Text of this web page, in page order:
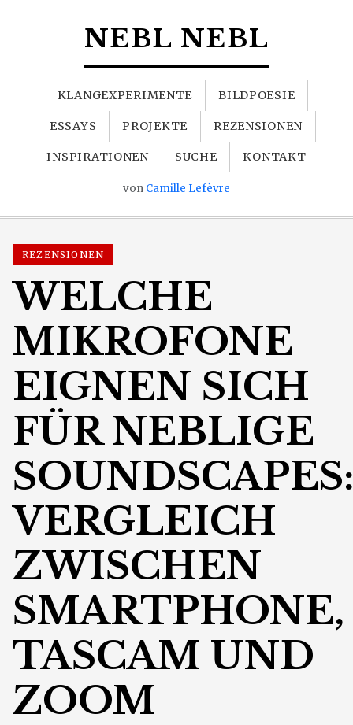
NEBL NEBL
KLANGEXPERIMENTE BILDPOESIE
ESSAYS PROJEKTE REZENSIONEN
INSPIRATIONEN SUCHE KONTAKT
von Camille Lefèvre
REZENSIONEN
WELCHE
MIKROFONE
EIGNEN SICH
FÜR NEBLIGE
VERGLEICH
ZWISCHEN
SMARTPHONE,
TASCAM UND
ZOOM